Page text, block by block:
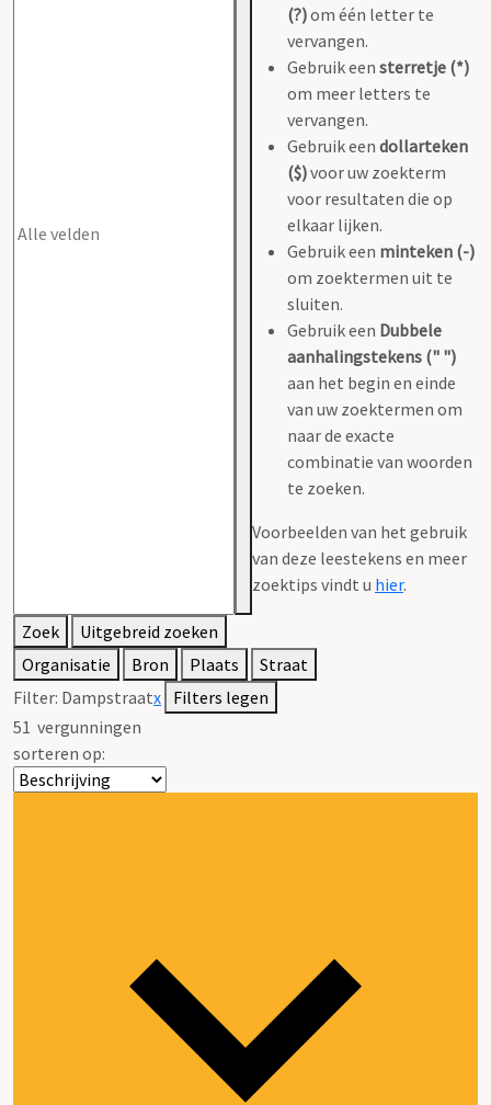
(?)om één letter te
vervangen.
Gebruik een sterretje (*)
om meer letters te
vervangen.
Gebruik een dollarteken
($)voor uw zoekterm
voor resultaten die op
elkaar lijken.
Gebruik een minteken (-)
om zoektermen uit te
sluiten.
Gebruik een Dubbele
aanhalingstekens (" ")
aan het begin en einde
van uw zoektermen om
naar de exacte
combinatie van woorden
te zoeken.
Voorbeelden van het gebruik
van deze leestekens en meer
zoektips vindt u hier.
Zoek
Uitgebreid zoeken
Organisatie
Bron Plaats
Straat
Filter: Dampstraatx Filters legen
51 vergunningen
sorteren op: